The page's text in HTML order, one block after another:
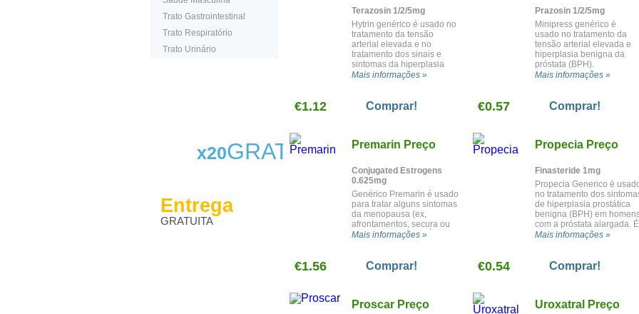
Trato Gastrointestinal
Trato Respiratório
Trato Urinário
x20GRATIS
Entrega
GRATUITA
Terazosin 1/2/5mg
Hytrin genérico é usado no
tratamento da tensão
arterial elevada e no
tratamento dos sinais e
sintomas da hiperplasia
benigna da próstata (BPH).
Mais informações »
€1.12 Comprar!
Premarin Preço
Conjugated Estrogens
0.625mg
Genérico Premarin é usado
para tratar alguns sintomas
da menopausa (ex,
afrontamentos, secura ou
comichão vaginal). É
após a menopausa em
certo pacientes. Também é
estrogénio, cancro da
Mais informações »
€1.56 Comprar!
Proscar Preço
Prazosin 1/2/5mg
Minipress genérico é
usado no tratamento da
tensão arterial elevada e
hiperplasia benigna da
próstata (BPH).
Mais informações »
€0.57 Comprar!
Propecia Preço
Finasteride 1mg
Propecia Generico é
no tratamento dos
de hiperplasia prostática
benigna (BPH) em
com a próstata alargada. É
também usado para tratar
androgénica) em homens.
Mais informações »
€0.54 Comprar!
Uroxatral Preço